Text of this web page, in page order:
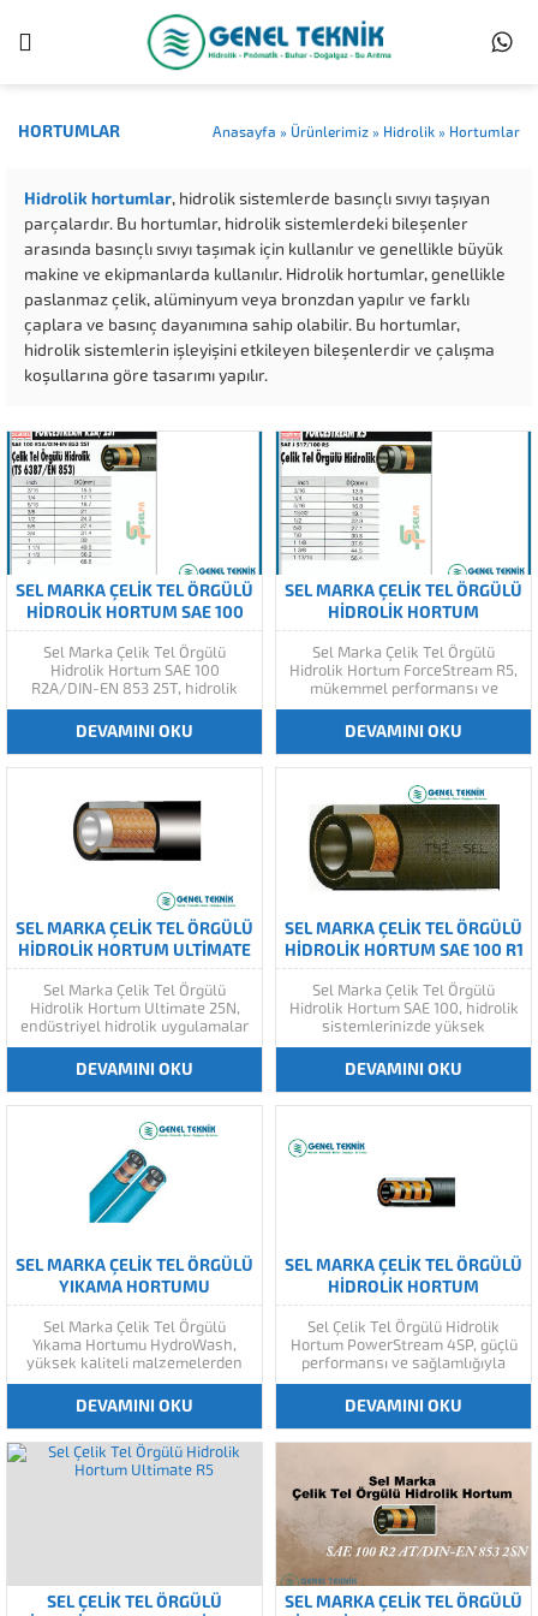
HORTUMLAR Anasayfa » Ürünlerimiz » Hidrolik » Hortumlar
Hidrolik hortumlar, hidrolik sistemlerde basınçlı sıvıyı taşıyan
parçalardır. Bu hortumlar, hidrolik sistemlerdeki bileşenler
arasında basınçlı sıvıyı taşımak için kullanılır ve genellikle büyük
makine ve ekipmanlarda kullanılır. Hidrolik hortumlar, genellikle
paslanmaz çelik, alüminyum veya bronzdan yapılır ve farklı
çaplara ve basınç dayanımına sahip olabilir. Bu hortumlar,
hidrolik sistemlerin işleyişini etkileyen bileşenlerdir ve çalışma
koşullarına göre tasarımı yapılır.
SEL MARKA ÇELIK TEL ÖRGÜLÜ
HIDROLIK HORTUM SAE 100
R2A/DIN-EN 853 25T
Sel Marka Çelik Tel Örgülü
Hidrolik Hortum SAE 100
R2A/DIN-EN 853 25T, hidrolik
sistemlerinizde yüksek
performans ve güvenilirlik
sağlamak için özel olarak
tasarlanmış bir üründür. Bu
uygulamalarınızda mükemmel
bir performans sergiler.
DEVAMINI OKU
SEL MARKA ÇELIK TEL ÖRGÜLÜ
HIDROLIK HORTUM
FORCESTREAM R5
Sel Marka Çelik Tel Örgülü
Hidrolik Hortum ForceStream R5,
mükemmel performansı ve
dayanıklılığı ile hidrolik
sistemler için ideal bir çözümdür.
Sel Marka Çelik Tel Örgülü
Hidrolik Hortum ForceStream R5,
yapısı ve özel olarak
tasarlanmış bir...
DEVAMINI OKU
SEL MARKA ÇELIK TEL ÖRGÜLÜ
HIDROLIK HORTUM ULTIMATE
25N
Sel Marka Çelik Tel Örgülü
Hidrolik Hortum Ultimate 25N,
endüstriyel hidrolik uygulamalar
için optimize edilmiş yüksek
performanslı bir hortumdur. Bu
hortum, üstün özellikleri ve
dayanıklılığıyla sektördeki en
üzere tasarlanmıştır. Ürünün
öne çıkan teknik özellikleri: 1.
Üstün Basınç...
DEVAMINI OKU
SEL MARKA ÇELIK TEL ÖRGÜLÜ
HIDROLIK HORTUM SAE 100 R1
A/DIN-EN 853
Sel Marka Çelik Tel Örgülü
Hidrolik Hortum SAE 100, hidrolik
sistemlerinizde yüksek
performans ve güvenilirlik
sağlamak için özel olarak
tasarlanmış bir üründür. Bu
hortum, yüksek basınçlı hidrolik
örgülü yapısı, hortumun
DEVAMINI OKU
SEL MARKA ÇELIK TEL ÖRGÜLÜ
YIKAMA HORTUMU
HYDROWASH / 1-2
Sel Marka Çelik Tel Örgülü
Yıkama Hortumu HydroWash,
yüksek kaliteli malzemelerden
üretilen dayanıklı bir hidrolik
hortumdur. Bu hortum,
endüstriyel ve evsel kullanımlar
için mükemmel bir seçenektir.
Ürünün öne çıkan özellikleri: 1.
Dayanıklılık ve Güvenilirlik: Sel
DEVAMINI OKU
SEL MARKA ÇELIK TEL ÖRGÜLÜ
HIDROLIK HORTUM
POWERSTREAM 4SP
Sel Çelik Tel Örgülü Hidrolik
Hortum PowerStream 4SP, güçlü
performansı ve sağlamlığıyla
hidrolik sistemleriniz için ideal
bir tercihtir. PowerStream 4SP
hidrolik hortum, mükemmel
dayanıklılık ve güvenilirlik sunar.
basınçlara karşı dayanıklılığını
artırır ve...
DEVAMINI OKU
SEL ÇELIK TEL ÖRGÜLÜ
SEL MARKA ÇELIK TEL ÖRGÜLÜ